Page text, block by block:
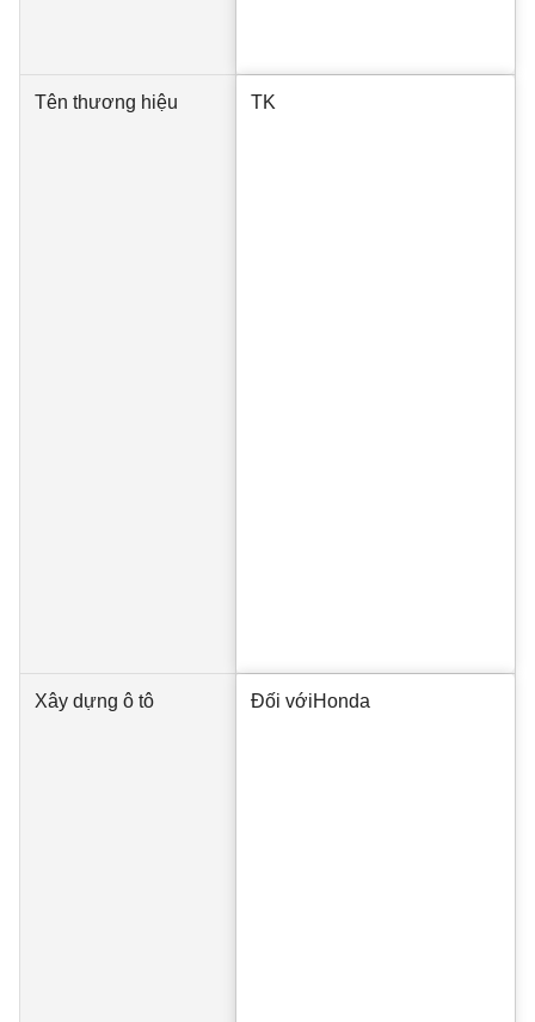
Tên thương hiệu TK
Xây dựng ô tô Đối vớiHonda